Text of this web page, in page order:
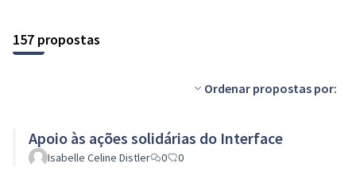
157 propostas
Ordenar propostas por:
Apoio às ações solidárias do Interface
Isabelle Celine Distler 0 0